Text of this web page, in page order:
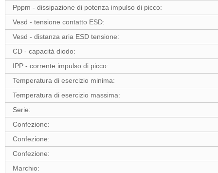
Pppm - dissipazione di potenza impulso di picco:
Vesd - tensione contatto ESD:
Vesd - distanza aria ESD tensione:
CD - capacità diodo:
IPP - corrente impulso di picco:
Temperatura di esercizio minima:
Temperatura di esercizio massima:
Serie:
Confezione:
Confezione:
Confezione:
Marchio: